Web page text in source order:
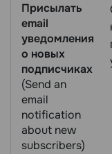
Присылать
email
уведомления
о новых
подписчиках
(Send an
email
notification
about new
subscribers)